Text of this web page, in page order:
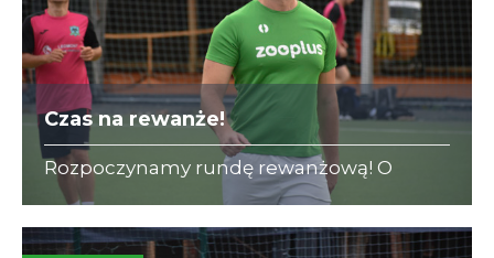
Czas na rewanże!
Rozpoczynamy rundę rewanżową! O
bezcenne zwycięstwo w II Lidze A
powalczą dwaj beniaminkowie - zooplus i
KPFiG.